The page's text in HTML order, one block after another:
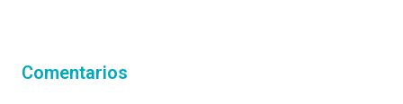
Comentarios